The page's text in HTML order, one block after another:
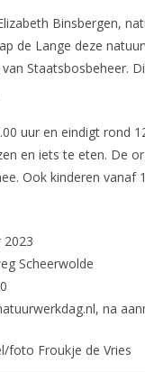
Binsbergen,
de Lange deze
Staatsbosbeheer.
uur en eindigt rond
en iets te eten. De
Ook kinderen
2023
Scheerwolde
na
foto Froukje de Vries